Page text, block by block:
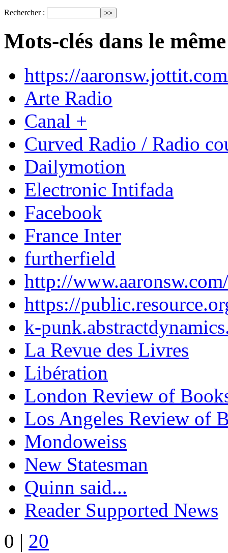
Rechercher :
Mots-clés dans le
https://
Arte Radio
Canal +
Curved Radio / Radio
Dailymotion
Electronic Intifada
Facebook
France Inter
furtherfield
http://www.aaronsw.com/
https://
k-
La Revue des Livres
Libération
London Review of
Los Angeles Review of
Mondoweiss
New Statesman
Quinn said...
Reader Supported News
0 | 20